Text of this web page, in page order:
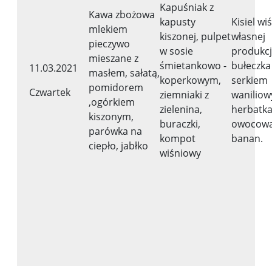
11.03.2021
Czwartek
Kawa zbożowa
mlekiem
pieczywo
mieszane z
masłem, sałatą,
pomidorem
,ogórkiem
kiszonym,
parówka na
ciepło, jabłko
Kapuśniak z
kapusty
kiszonej, pulpet
w sosie
śmietankowo -
koperkowym,
ziemniaki z
zielenina,
buraczki,
kompot
wiśniowy
Kisiel
własnej
serkiem
herbatka
banan.